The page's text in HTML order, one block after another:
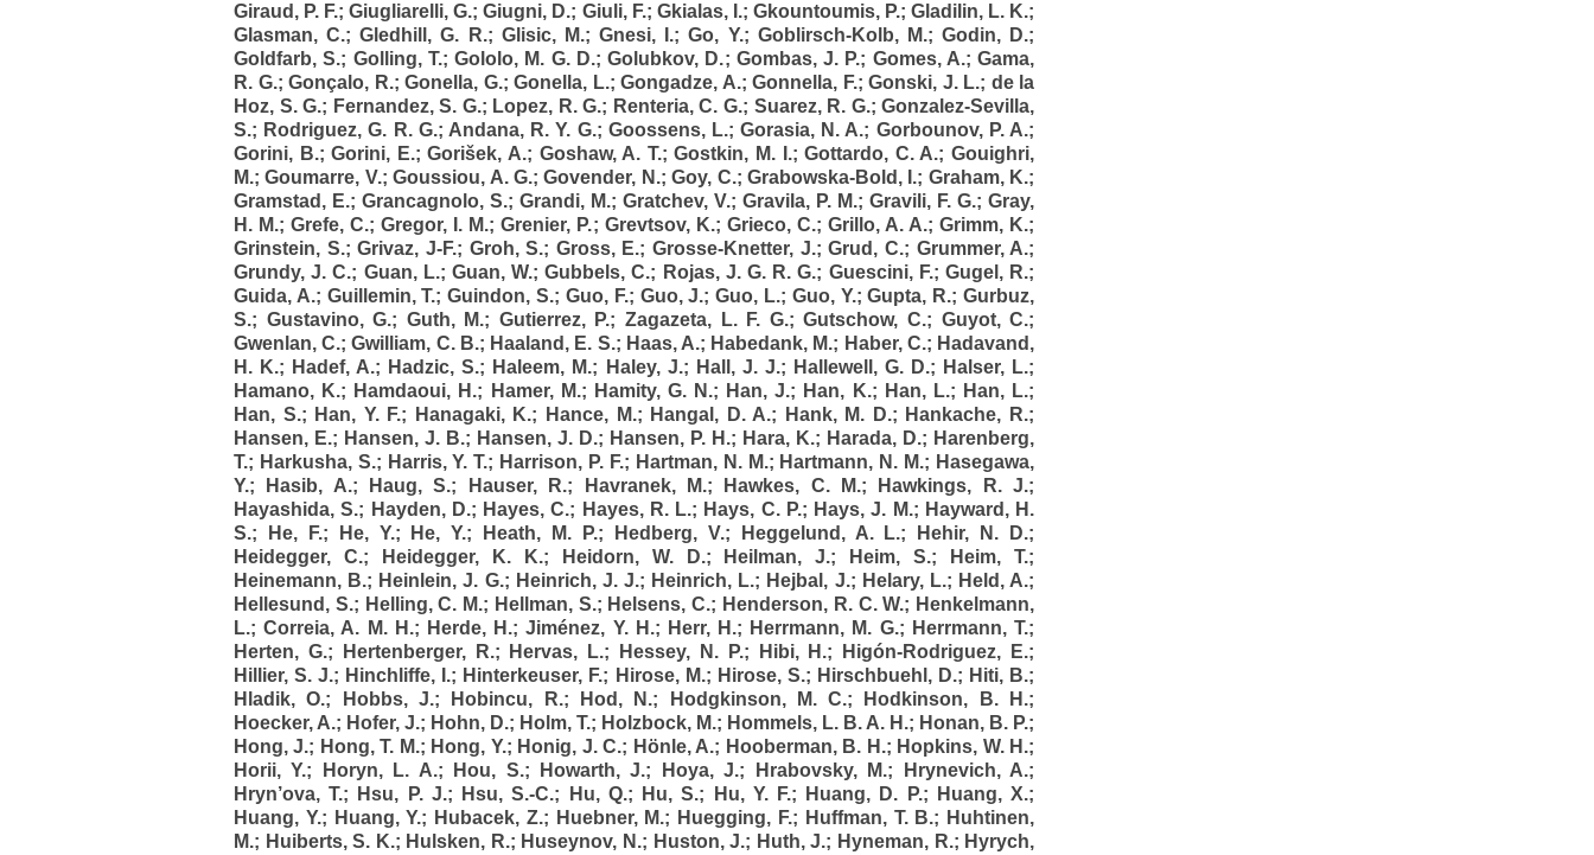
Giraud, P. F.;Giugliarelli, G.;Giugni, D.; Giuli, F.; Gkialas, I.; Gkountoumis, P.; Gladilin, L. K.;
Glasman, C.;Gledhill, G. R.; Glisic, M.;Gnesi, I.;Go, Y.; Goblirsch-Kolb, M.;Godin, D.;
Goldfarb, S.; Golling, T.;Gololo, M. G. D.;Golubkov, D.; Gombas, J. P.; Gomes, A.;Gama,
R. G.; Gonçalo, R.; Gonella, G.; Gonella, L.; Gongadze, A.; Gonnella, F.; Gonski, J. L.; de la
Hoz, S. G.; Fernandez, S. G.; Lopez, R. G.; Renteria, C. G.; Suarez, R. G.;Gonzalez-Sevilla,
S.; Rodriguez, G. R. G.; Andana, R. Y. G.; Goossens, L.;Gorasia, N. A.; Gorbounov, P. A.;
Gorini, B.;Gorini, E.;Gorišek, A.; Goshaw, A. T.;Gostkin, M. I.;Gottardo, C. A.;Gouighri,
M.;Goumarre, V.;Goussiou, A. G.;Govender, N.;Goy, C.; Grabowska-Bold, I.; Graham, K.;
Gramstad, E.; Grancagnolo, S.; Grandi, M.; Gratchev, V.; Gravila, P. M.; Gravili, F. G.; Gray,
H. M.;Grefe, C.;Gregor, I. M.;Grenier, P.; Grevtsov, K.; Grieco, C.; Grillo, A. A.; Grimm, K.;
Grinstein, S.;Grivaz, J-F.; Groh, S.; Gross, E.; Grosse-Knetter, J.;Grud, C.; Grummer, A.;
Grundy, J. C.; Guan, L.; Guan, W.;Gubbels, C.; Rojas, J. G. R. G.; Guescini, F.; Gugel, R.;
Guida, A.; Guillemin, T.;Guindon, S.; Guo, F.; Guo, J.;Guo, L.; Guo, Y.;Gupta, R.; Gurbuz,
S.; Gustavino, G.; Guth, M.; Gutierrez, P.;Zagazeta, L. F. G.;Gutschow, C.; Guyot, C.;
Gwenlan, C.;Gwilliam, C. B.; Haaland, E. S.; Haas, A.; Habedank, M.; Haber, C.; Hadavand,
H. K.; Hadef, A.; Hadzic, S.; Haleem, M.; Haley, J.; Hall, J. J.; Hallewell, G. D.; Halser, L.;
Hamano, K.; Hamdaoui, H.; Hamer, M.; Hamity, G. N.; Han, J.; Han, K.; Han, L.; Han, L.;
Han, S.; Han, Y. F.; Hanagaki, K.; Hance, M.; Hangal, D. A.; Hank, M. D.; Hankache, R.;
Hansen, E.; Hansen, J. B.; Hansen, J. D.; Hansen, P. H.; Hara, K.; Harada, D.; Harenberg,
T.; Harkusha, S.; Harris, Y. T.; Harrison, P. F.; Hartman, N. M.; Hartmann, N. M.; Hasegawa,
Y.; Hasib, A.; Haug, S.; Hauser, R.; Havranek, M.; Hawkes, C. M.; Hawkings, R. J.;
Hayashida, S.; Hayden, D.; Hayes, C.; Hayes, R. L.; Hays, C. P.; Hays, J. M.; Hayward, H.
S.; He, F.; He, Y.; He, Y.; Heath, M. P.; Hedberg, V.; Heggelund, A. L.; Hehir, N. D.;
Heidegger, C.; Heidegger, K. K.; Heidorn, W. D.; Heilman, J.; Heim, S.; Heim, T.;
Heinemann, B.; Heinlein, J. G.; Heinrich, J. J.; Heinrich, L.; Hejbal, J.; Helary, L.; Held, A.;
Hellesund, S.; Helling, C. M.; Hellman, S.; Helsens, C.; Henderson, R. C. W.; Henkelmann,
L.;Correia, A. M. H.; Herde, H.;Jiménez, Y. H.; Herr, H.; Herrmann, M. G.; Herrmann, T.;
Herten, G.; Hertenberger, R.; Hervas, L.; Hessey, N. P.; Hibi, H.; Higón-Rodriguez, E.;
Hillier, S. J.; Hinchliffe, I.; Hinterkeuser, F.; Hirose, M.; Hirose, S.; Hirschbuehl, D.; Hiti, B.;
Hladik, O.; Hobbs, J.; Hobincu, R.; Hod, N.; Hodgkinson, M. C.; Hodkinson, B. H.;
Hoecker, A.; Hofer, J.; Hohn, D.; Holm, T.; Holzbock, M.; Hommels, L. B. A. H.; Honan, B. P.;
Hong, J.; Hong, T. M.; Hong, Y.; Honig, J. C.; Hönle, A.; Hooberman, B. H.; Hopkins, W. H.;
Horii, Y.; Horyn, L. A.; Hou, S.; Howarth, J.; Hoya, J.; Hrabovsky, M.; Hrynevich, A.;
Hryn’ova, T.; Hsu, P. J.; Hsu, S.-C.; Hu, Q.; Hu, S.; Hu, Y. F.; Huang, D. P.; Huang, X.;
Huang, Y.; Huang, Y.; Hubacek, Z.; Huebner, M.; Huegging, F.; Huffman, T. B.; Huhtinen,
M.; Huiberts, S. K.; Hulsken, R.; Huseynov, N.; Huston, J.; Huth, J.; Hyneman, R.; Hyrych,